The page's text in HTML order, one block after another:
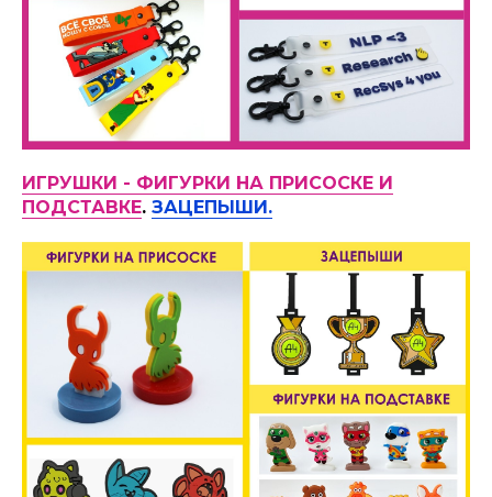
ИГРУШКИ - ФИГУРКИ НА ПРИСОСКЕ И
ПОДСТАВКЕ. ЗАЦЕПЫШИ.